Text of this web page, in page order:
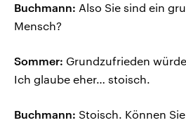
Buchmann: Also Sie sind ein
Mensch?
Sommer: Grundzufrieden
Ich glaube eher… stoisch.
Buchmann: Stoisch. Können